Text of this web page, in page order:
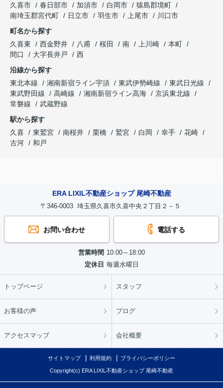
久喜市
春日部市 加須市 白岡市
猿島郡境町
南埼玉郡宮代町
日立市 羽生市 上尾市
川口市
町名から探す
久喜東
西金野井 八甫 桜田 南 上川崎
本町
間口
大字長井戸
西
沿線から探す
東北本線
湘南新宿ライン宇須 東武伊勢崎線
東武日光線
東武野田線
高崎線 湘南新宿ライン高海
京浜東北線
常磐線
武蔵野線
駅から探す
久喜
東鷲宮 南桜井 栗橋 鷲宮 白岡 幸手
花崎
古河
和戸
ERA LIXIL不動産ショップ 尾崎不動産
〒346-0003 埼玉県久喜市久喜中央２丁目２－５
お問い合わせ 電話する
営業時間 10:00～18:00
定休日 毎週水曜日
トップページ スタッフ
お客様の声 ブログ
アクセスマップ 会社概要
サイトマップ 利用規約 プライバシーポリシー
Copyright(c) ERA LIXIL不動産ショップ 尾崎不動産